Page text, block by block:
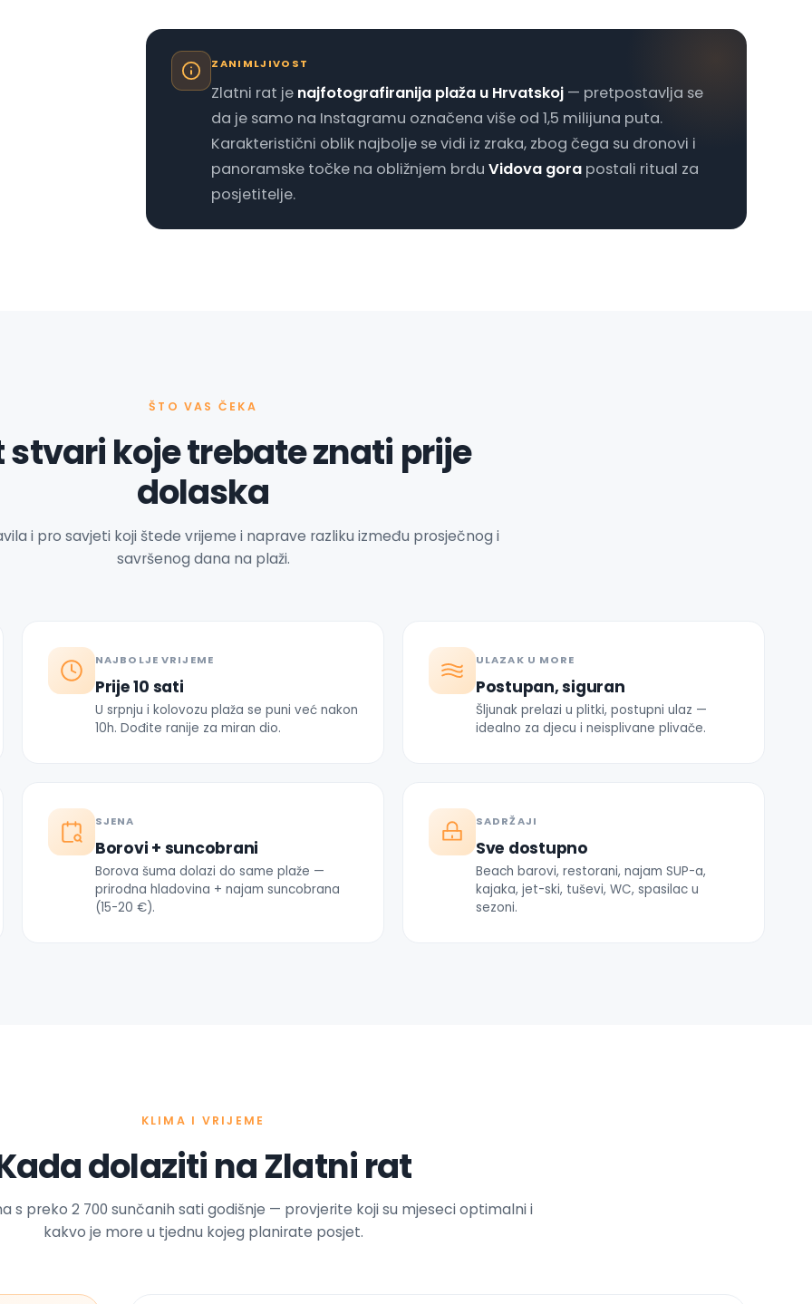
ZANIMLJIVOST
Zlatni rat je najfotografiranija plaža u Hrvatskoj — pretpostavlja se
da je samo na Instagramu označena više od 1,5 milijuna puta.
Karakteristični oblik najbolje se vidi iz zraka, zbog čega su dronovi i
panoramske točke na obližnjem brduVidova gora postali ritual za
posjetitelje.
ŠTO VAS ČEKA
stvari koje trebate znati prije
dolaska
i pro savjeti koji štede vrijeme i naprave razliku između prosječnog i
savršenog dana na plaži.
NAJBOLJE VRIJEME
Prije 10 sati
U srpnju i kolovozu plaža se puni već nakon
10h. Dođite ranije za miran dio.
ULAZAK U MORE
Postupan, siguran
Šljunak prelazi u plitki, postupni ulaz —
idealno za djecu i neisplivane plivače.
SJENA
Borovi + suncobrani
Borova šuma dolazi do same plaže —
prirodna hladovina + najam suncobrana
(15-20 €).
SADRŽAJI
Sve dostupno
Beach barovi, restorani, najam SUP-a,
kajaka, jet-ski, tuševi, WC, spasilac u
sezoni.
KLIMA I VRIJEME
dolaziti na Zlatni rat
s preko 2 700 sunčanih sati godišnje — provjerite koji su mjeseci optimalni i
kakvo je more u tjednu kojeg planirate posjet.